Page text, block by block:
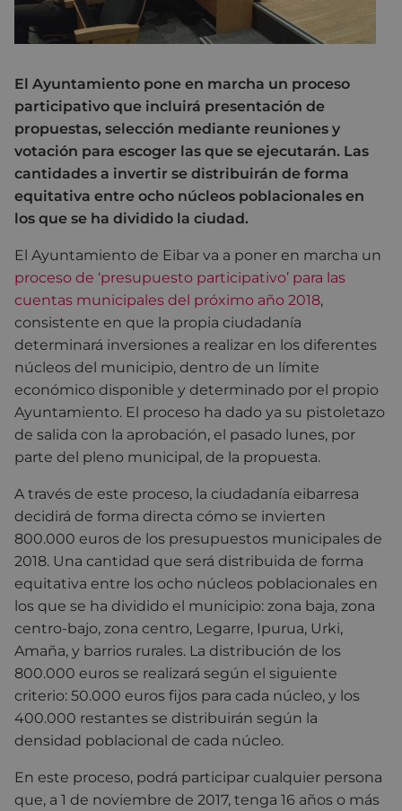
El Ayuntamiento pone en marcha un proceso
participativo que incluirá presentación de
propuestas, selección mediante reuniones y
votación para escoger las que se ejecutarán. Las
cantidades a invertir se distribuirán de forma
equitativa entre ocho núcleos poblacionales en
los que se ha dividido la ciudad.
El Ayuntamiento de Eibar va a poner en marcha un
proceso de ‘presupuesto participativo’ para las
cuentas municipales del próximo año 2018,
consistente en que la propia ciudadanía
determinará inversiones a realizar en los diferentes
núcleos del municipio, dentro de un límite
económico disponible y determinado por el propio
Ayuntamiento. El proceso ha dado ya su pistoletazo
de salida con la aprobación, el pasado lunes, por
parte del pleno municipal, de la propuesta.
A través de este proceso, la ciudadanía eibarresa
decidirá de forma directa cómo se invierten
800.000 euros de los presupuestos municipales de
2018. Una cantidad que será distribuida de forma
equitativa entre los ocho núcleos poblacionales en
los que se ha dividido el municipio: zona baja, zona
centro-bajo, zona centro, Legarre, Ipurua, Urki,
Amaña, y barrios rurales. La distribución de los
800.000 euros se realizará según el siguiente
criterio: 50.000 euros fijos para cada núcleo, y los
400.000 restantes se distribuirán según la
densidad poblacional de cada núcleo.
En este proceso, podrá participar cualquier persona
que, a 1 de noviembre de 2017, tenga 16 años o más